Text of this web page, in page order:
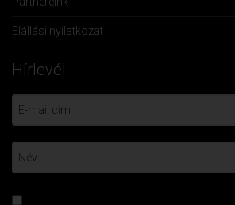
Elállási nyilatkozat
Hírlevél